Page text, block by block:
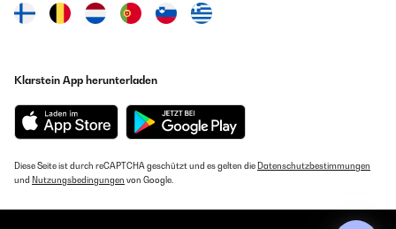
Klarstein App herunterladen
Diese Seite ist durch reCAPTCHA geschützt und es gelten die Datenschutzbestimmungen
und Nutzungsbedingungen von Google.